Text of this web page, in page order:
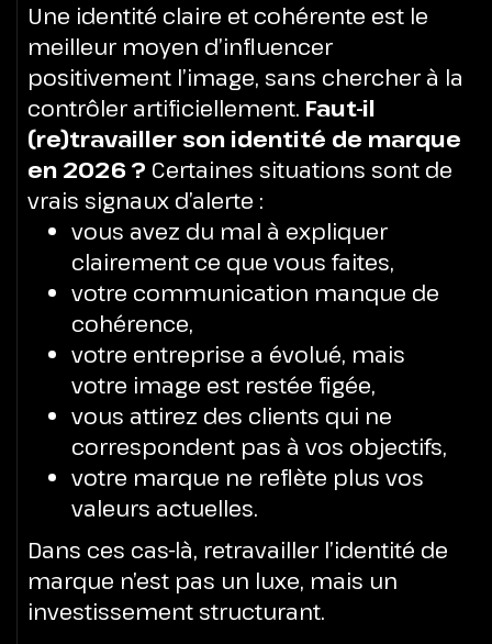
Une identité claire et cohérente est le
meilleur moyen d’influencer
positivement l’image, sans chercher à la
contrôler artificiellement. Faut-il
(re)travailler son identité de marque
en 2026 ? Certaines situations sont de
vrais signaux d’alerte :
vous avez du mal à expliquer
clairement ce que vous faites,
votre communication manque de
cohérence,
votre entreprise a évolué, mais
votre image est restée figée,
vous attirez des clients qui ne
correspondent pas à vos objectifs,
votre marque ne reflète plus vos
valeurs actuelles.
Dans ces cas-là, retravailler l’identité de
marque n’est pas un luxe, mais un
investissement structurant.